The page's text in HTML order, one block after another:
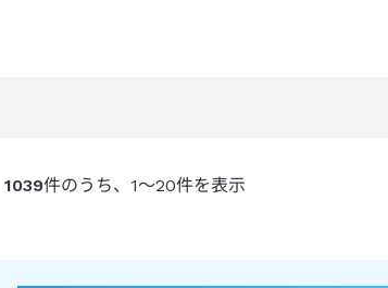
1039件のうち、 1～20件を表示